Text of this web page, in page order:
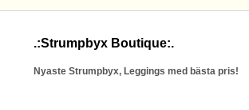
.:Strumpbyx Boutique:.
Nyaste Strumpbyx, Leggings med bästa pris!